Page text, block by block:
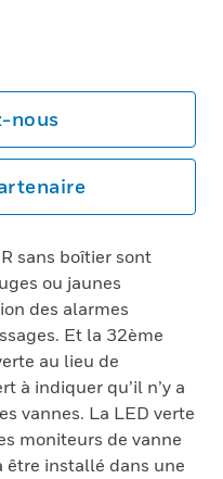
nous
sans boîtier sont
ou jaunes
des alarmes
Et la 32ème
au lieu de
à indiquer qu’il n’y a
vannes. La LED verte
moniteurs de vanne
être installé dans une